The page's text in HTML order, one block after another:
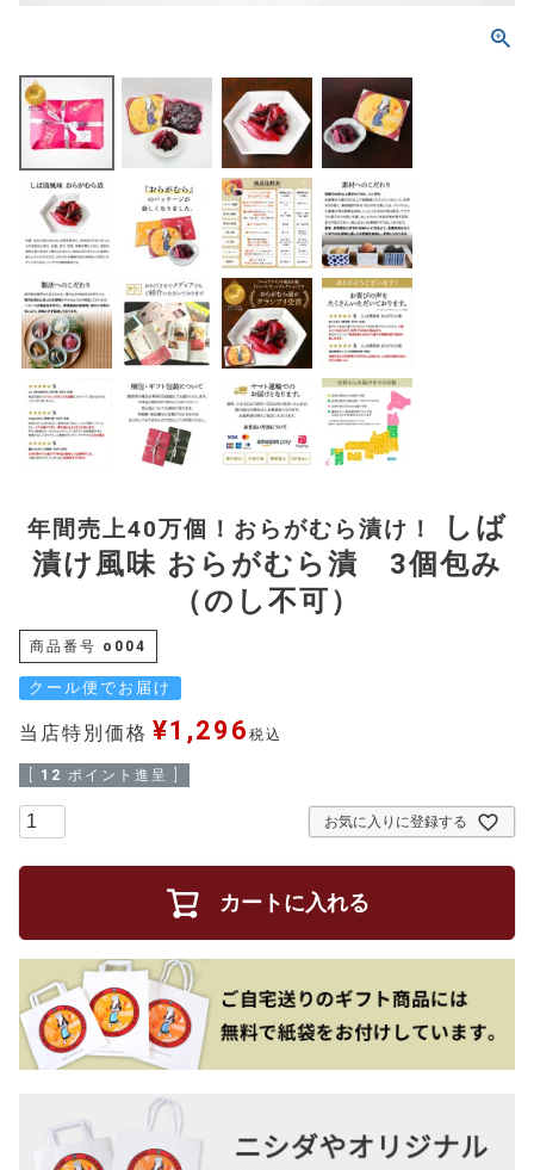
年間売上40万個！おらがむら漬け！
しば
漬け風味 おらがむら漬 3個包み
（のし不可）
商品番号 o004
クール便でお届け
当店特別価格 ¥1,296 税込
12 ポイント進呈 ]
お気に入りに登録する
カートに入れる